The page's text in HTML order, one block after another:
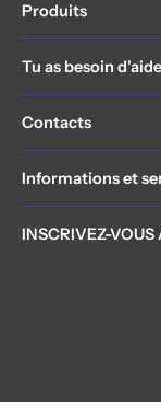
Produits
Tu as besoin
Contacts
Informations et
INSCRIVEZ-